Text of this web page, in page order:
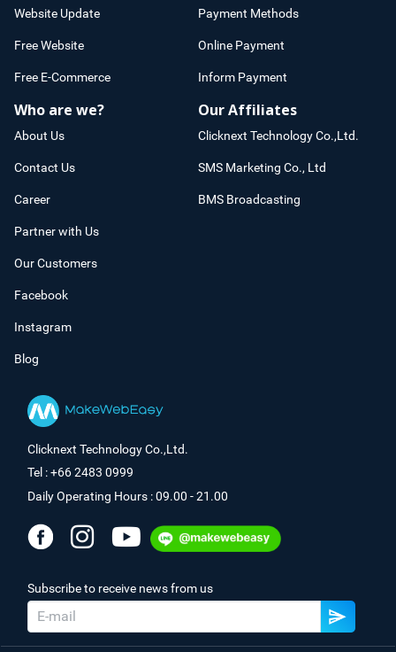
Website Update
Free Website
Free E-Commerce
Payment Methods
Online Payment
Inform Payment
Who are we?
About Us
Contact Us
Career
Partner with Us
Our Customers
Facebook
Instagram
Blog
Our Affiliates
Clicknext Technology Co.,Ltd.
SMS Marketing Co., Ltd
BMS Broadcasting
Clicknext Technology Co.,Ltd.
Tel : +66 2483 0999
Daily Operating Hours : 09.00 - 21.00
Subscribe to receive news from us